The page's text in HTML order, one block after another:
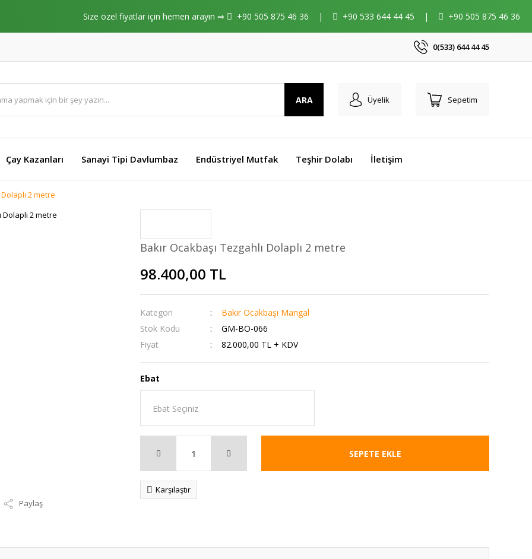
Size özel fiyatlar için hemen arayın ⇒ +90 505 875 46 36 | +90 533 644 44 45 | +90 505 875 46 36
0(533) 644 44 45
ARA Üyelik Sepetim
Çay Kazanları Sanayi Tipi Davlumbaz Endüstriyel Mutfak Teşhir Dolabı İletişim
2 metre
Paylaş
Bakır Ocakbaşı Tezgahlı Dolaplı 2 metre
98.400,00 TL
Kategori
Bakır Ocakbaşı Mangal
Stok Kodu
GM-BO-066
Fiyat
82.000,00 TL + KDV
Ebat
SEPETE EKLE
Karşılaştır